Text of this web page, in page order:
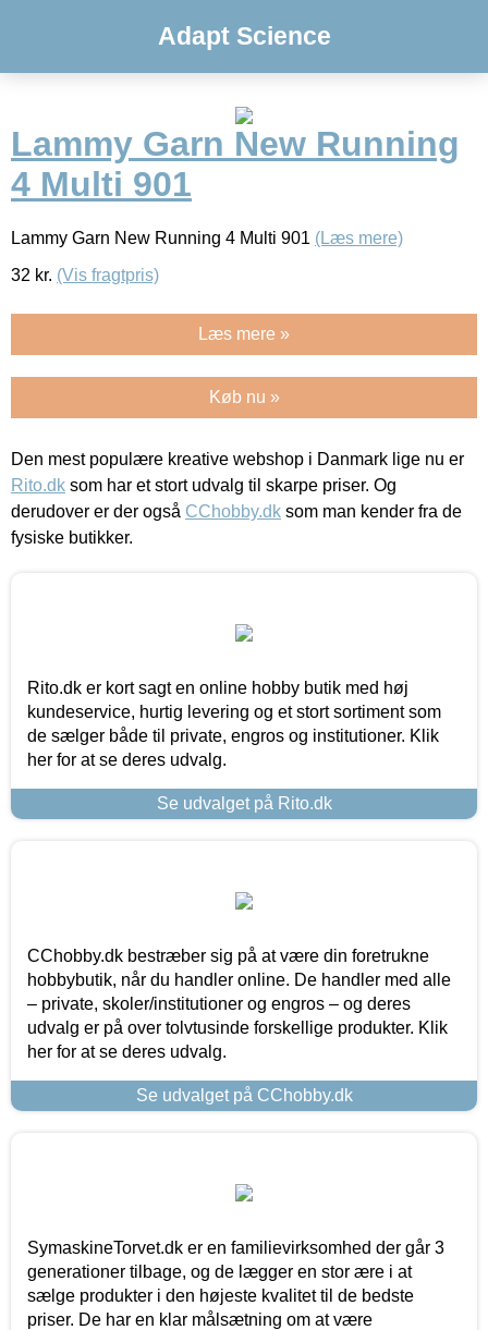
Adapt Science
Lammy Garn New Running
4 Multi 901
Lammy Garn New Running 4 Multi 901 (Læs mere)
32 kr. (Vis fragtpris)
Læs mere »
Køb nu »
Den mest populære kreative webshop i Danmark lige nu er
Rito.dk som har et stort udvalg til skarpe priser. Og
derudover er der også CChobby.dk som man kender fra de
fysiske butikker.
Rito.dk er kort sagt en online hobby butik med høj
kundeservice, hurtig levering og et stort sortiment som
de sælger både til private, engros og institutioner. Klik
her for at se deres udvalg.
Se udvalget på Rito.dk
CChobby.dk bestræber sig på at være din foretrukne
hobbybutik, når du handler online. De handler med alle
– private, skoler/institutioner og engros – og deres
udvalg er på over tolvtusinde forskellige produkter. Klik
her for at se deres udvalg.
Se udvalget på CChobby.dk
SymaskineTorvet.dk er en familievirksomhed der går 3
generationer tilbage, og de lægger en stor ære i at
sælge produkter i den højeste kvalitet til de bedste
priser. De har en klar målsætning om at være